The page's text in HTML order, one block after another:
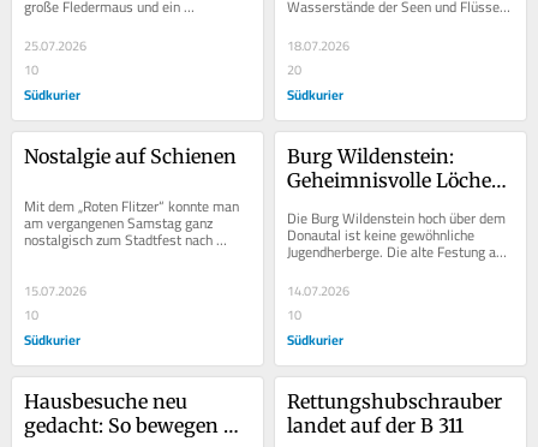
aufblüht
große Fledermaus und ein
glänzendes, schwarzes Fell. Aufgrund
der kurzen Schnauze...
25.07.2026
10
Südkurier
Wasserstände der Seen und Flüsse
18.07.2026
20
Südkurier
Nostalgie auf Schienen
Mit dem „Roten Flitzer“ konnte man
am vergangenen Samstag ganz
nostalgisch zum Stadtfest nach
Meßkirch fahren. Unser
15.07.2026
10
Südkurier
Burg Wildenstein:
Geheimnisvolle Löcher
Die Burg Wildenstein hoch über dem
Donautal ist keine gewöhnliche
Jugendherberge. Die alte Festung aus
dem Mittelalter bietet ein wild-
romantisches...
14.07.2026
10
Südkurier
Hausbesuche neu
gedacht: So bewegen
Rettungshubschrauber
landet auf der B 311